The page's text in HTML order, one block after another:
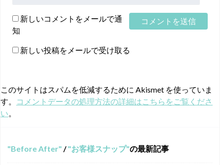
新しいコメントをメールで通
知
新しい投稿をメールで受け取る
このサイトはスパムを低減するために Akismet を使っていま
す。
コメントデータの処理方法の詳細はこちらをご覧くださ
い。
Before After / お客様スナップ の最新記事